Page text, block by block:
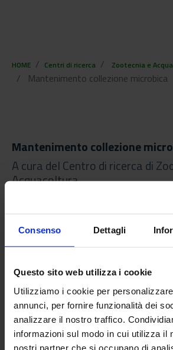
Consenso Dettagli
Questo sito web utilizza i cookie
Utilizziamo i cookie per
annunci, per fornire funzionalità dei
analizzare il nostro traffico.
informazioni sul modo in cui utilizza il
nostri partner che si occupano di
HOME Centri di ricerca Zootecnia e
Mantenimento collezione microbica
Mantenimento collezione
A cura del Centro di ricerca di
Acquacoltura
Cos'è
Catalogazione e conservazione del
(batteri lattici e batteriofagi) per la